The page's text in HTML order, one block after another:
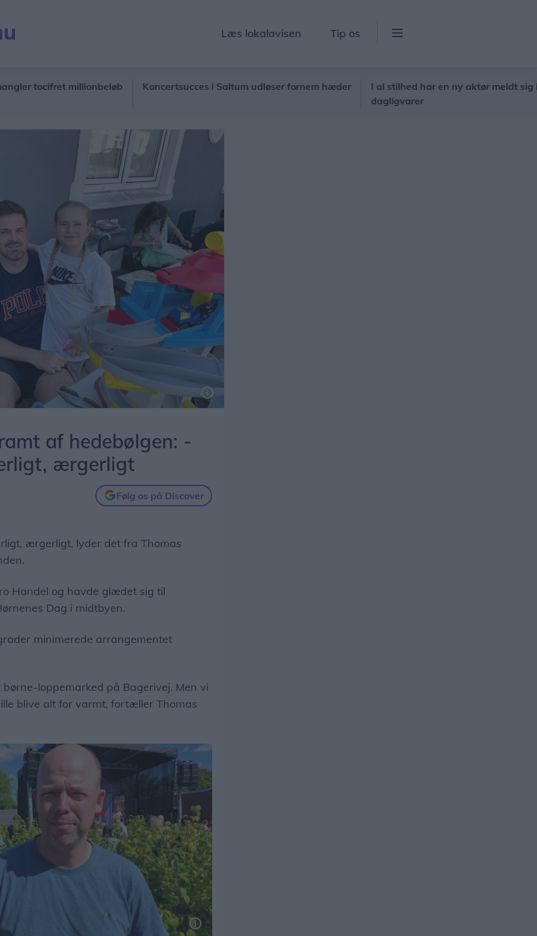
Læs lokalavisen Tip os
millionbeløb Koncertsucces i Saltum udløser fornem hæder
I al stilhed har en ny aktør meldt sig ind i
dagligvarer
af hedebølgen: -
ærgerligt
Følg os på Discover
ærgerligt, lyder det fra Thomas
Handel og havde glædet sig til
Dag i midtbyen.
minimerede arrangementet
loppemarked på Bagerivej. Men vi
blive alt for varmt, fortæller Thomas